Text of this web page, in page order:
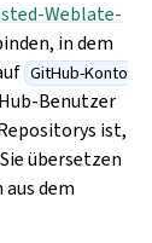
Weblate-
in dem
GitHub-Konto
Benutzer
ist,
übersetzen
dem